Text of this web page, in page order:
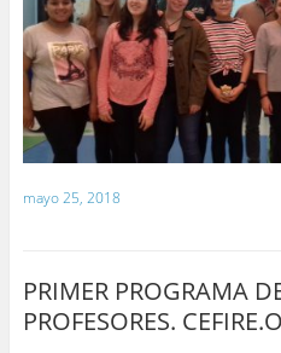
mayo 25, 2018
PRIMER PROGRAMA
PROFESORES.